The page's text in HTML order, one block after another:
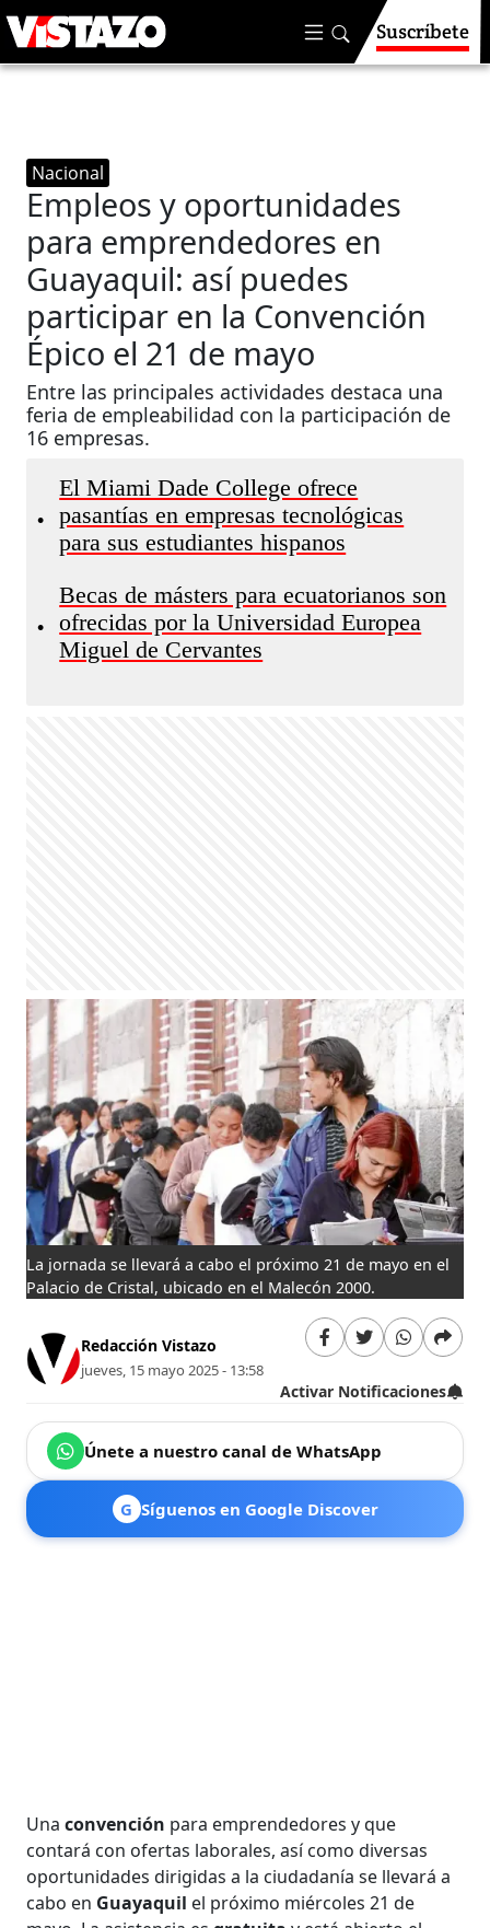
Suscríbete
Nacional
Empleos y oportunidades
para emprendedores en
Guayaquil: así puedes
participar en la Convención
Épico el 21 de mayo
Entre las principales actividades destaca una
feria de empleabilidad con la participación de
16 empresas.
•
El Miami Dade College ofrece
pasantías en empresas tecnológicas
para sus estudiantes hispanos
•
Becas de másters para ecuatorianos son
ofrecidas por la Universidad Europea
Miguel de Cervantes
La jornada se llevará a cabo el próximo 21 de mayo en el
Palacio de Cristal, ubicado en el Malecón 2000.
Redacción Vistazo
jueves, 15 mayo 2025 - 13:58
Activar Notificaciones
Únete a nuestro canal de WhatsApp
G Síguenos en Google Discover
Unaconvención para emprendedores y que
contará con ofertas laborales, así como diversas
oportunidades dirigidas a la ciudadanía se llevará a
cabo en Guayaquil el próximo miércoles 21 de